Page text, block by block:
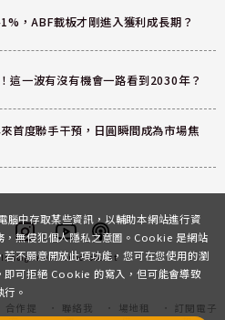
，ABF載板才剛進入獲利成長期？
這一波有沒有機會一路看到2030年？
首度聯手干預，日圓瞬間成為市場焦
InstagramYoutubePodcast
合作提
聯絡我
場地租
訂閱電子
中存取某些資訊，以輔助本網站進行資
，無侵犯個人隱私之意圖。Cookie 是網站
不願意開放此項功能，您可在您使用的瀏
即可拒絕 Cookie 的寫入，但可能會導致
。